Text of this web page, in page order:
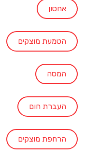
אחסון
הטמעת מוצקים
המסה
העברת חום
הרחפת מוצקים